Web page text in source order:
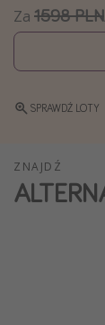
Najlepsze
Za 1598 PLN
SPRAWDŹ LOTY
ZNAJDŹ